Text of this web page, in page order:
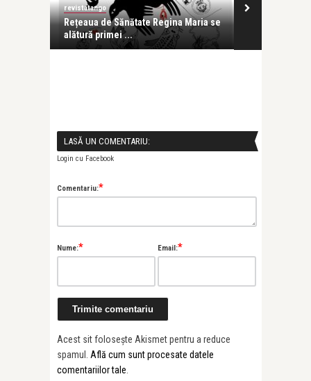
revistatango
Rețeaua de Sănătate Regina Maria se
alătură primei ...
LASĂ UN COMENTARIU:
Login cu Facebook
Comentariu:*
Nume:* Email:*
Acest sit folosește Akismet pentru a reduce
spamul. Află cum sunt procesate datele
comentariilor tale